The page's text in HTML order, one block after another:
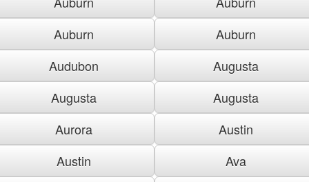
Auburn
Auburn
Audubon
Augusta
Augusta
Augusta
Aurora
Austin
Austin
Ava